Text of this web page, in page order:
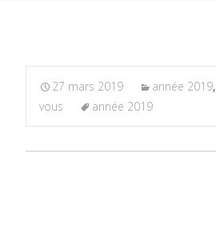
27 mars 2019 année 2019,
vous
année 2019